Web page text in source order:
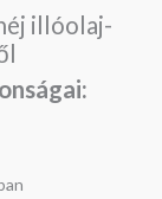
illóolaj-